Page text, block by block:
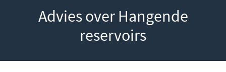
Advies over Hangende
reservoirs